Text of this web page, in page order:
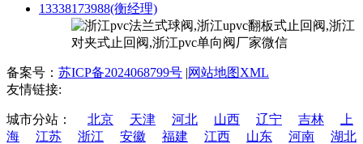
13338173988(衡经理)
备案号： 苏ICP备2024068799号 |网站地图XML
友情链接:
城市分站： 北京 天津 河北 山西 辽宁 吉林
上
海
江苏 浙江 安徽 福建 江西 山东 河南 湖北